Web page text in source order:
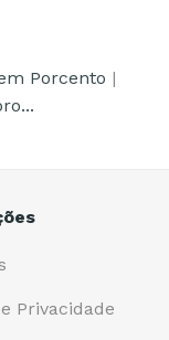
Porcento |
Privacidade